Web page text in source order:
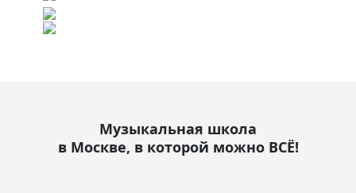
Музыкальная школа
в Москве, в которой можно ВСЁ!